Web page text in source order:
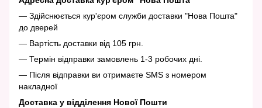
— Здійснюється кур'єром служби доставки "Нова Пошта"
до дверей
— Вартість доставки від 105 грн.
— Термін відправки замовлень 1-3 робочих дні.
— Після відправки ви отримаєте SMS з номером
накладної
Доставка у відділення Нової Пошти